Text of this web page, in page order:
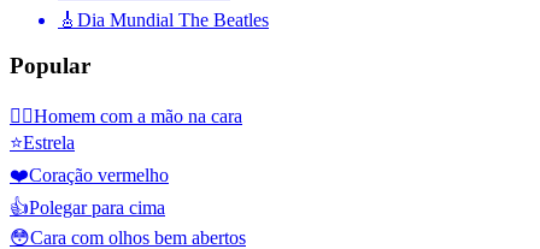
🎸 Dia Mundial The Beatles
Popular
🤦‍♂️Homem com a mão na cara
⭐Estrela
❤️Coração vermelho
👍Polegar para cima
😳Cara com olhos bem abertos